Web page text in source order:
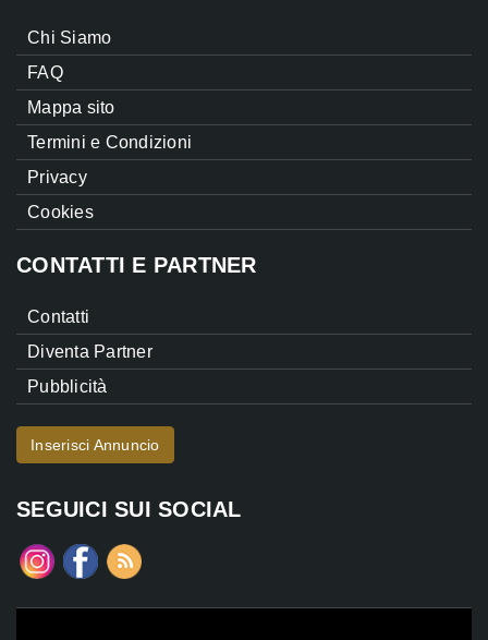
Chi Siamo
FAQ
Mappa sito
Termini e Condizioni
Privacy
Cookies
CONTATTI E PARTNER
Contatti
Diventa Partner
Pubblicità
Inserisci Annuncio
SEGUICI SUI SOCIAL